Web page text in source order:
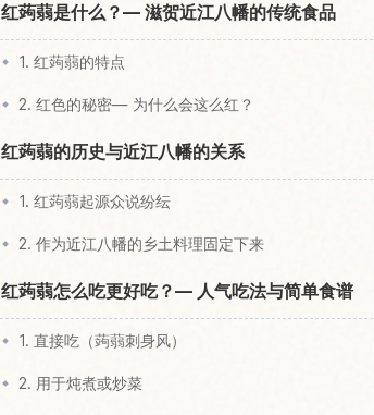
红蒟蒻是什么？— 滋贺近江八幡的传统食品
1. 红蒟蒻的特点
2. 红色的秘密— 为什么会这么红？
红蒟蒻的历史与近江八幡的关系
1. 红蒟蒻起源众说纷纭
2. 作为近江八幡的乡土料理固定下来
红蒟蒻怎么吃更好吃？— 人气吃法与简单食谱
1. 直接吃（蒟蒻刺身风）
2. 用于炖煮或炒菜